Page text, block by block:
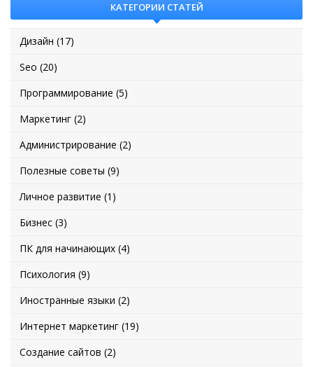
КАТЕГОРИИ СТАТЕЙ
Дизайн (17)
Seo (20)
Программирование (5)
Маркетинг (2)
Администрирование (2)
Полезные советы (9)
Личное развитие (1)
Бизнес (3)
ПК для начинающих (4)
Психология (9)
Иностранные языки (2)
Интернет маркетинг (19)
Создание сайтов (2)